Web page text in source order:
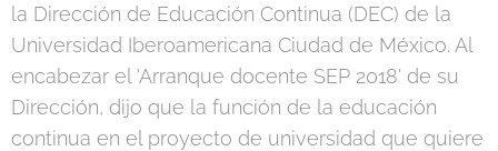
la Dirección de Educación Continua (DEC) de la
Universidad Iberoamericana Ciudad de México. Al
encabezar el 'Arranque docente SEP 2018' de su
Dirección, dijo que la función de la educación
continua en el proyecto de universidad que quiere